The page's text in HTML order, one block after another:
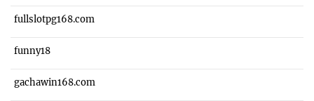
fullslotpg168.com
funny18
gachawin168.com